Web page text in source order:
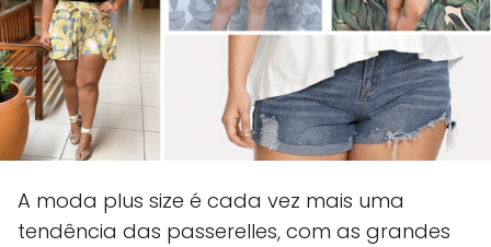
A moda plus size é cada vez mais uma
tendência das passerelles, com as grandes